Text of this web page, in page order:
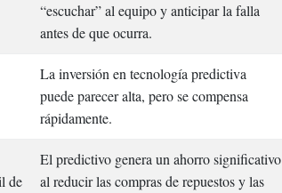
“escuchar” al equipo y anticipar la falla
antes de que ocurra.
La inversión en tecnología predictiva
puede parecer alta, pero se compensa
rápidamente.
de
El predictivo genera un ahorro significativo
al reducir las compras de repuestos y las